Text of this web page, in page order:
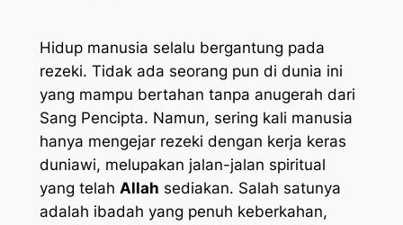
Hidup manusia selalu bergantung pada
rezeki. Tidak ada seorang pun di dunia ini
yang mampu bertahan tanpa anugerah dari
Sang Pencipta. Namun, sering kali manusia
hanya mengejar rezeki dengan kerja keras
duniawi, melupakan jalan-jalan spiritual
yang telah Allah sediakan. Salah satunya
adalah ibadah yang penuh keberkahan,